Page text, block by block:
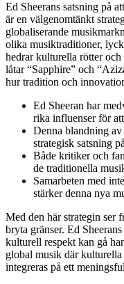
Ed Sheerans satsning på
är en välgenomtänkt
globaliserande
olika musiktraditioner,
hedrar kulturella rötter
låtar “Sapphire” och
hur tradition och
Ed Sheeran har
rika influenser för
Denna blandning
strategisk satsning
Både kritiker och
de traditionella
Samarbeten med
stärker denna nya
Med den här strategin ser
bryta gränser. Ed
kulturell respekt kan gå
global musik där
integreras på ett